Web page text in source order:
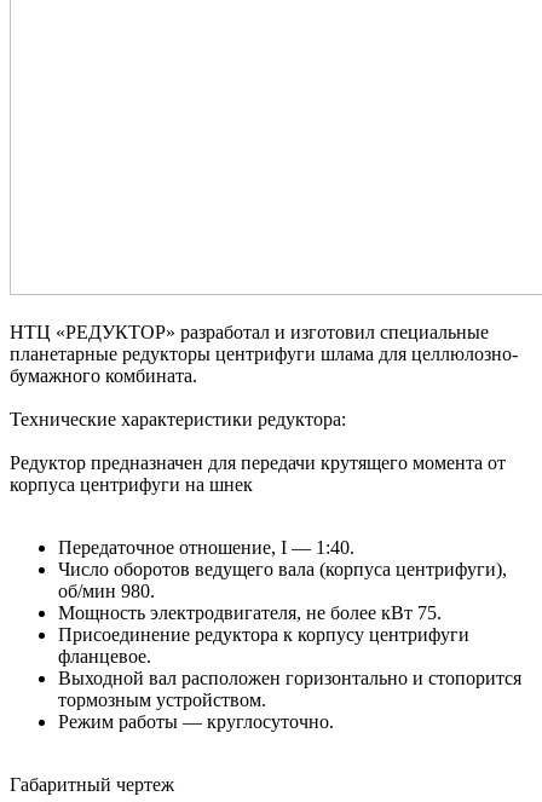
НТЦ «РЕДУКТОР» разработал и изготовил специальные
планетарные редукторы центрифуги шлама для целлюлозно-
бумажного комбината.
Технические характеристики редуктора:
Редуктор предназначен для передачи крутящего момента от
корпуса центрифуги на шнек
Передаточное отношение, Ι — 1:40.
Число оборотов ведущего вала (корпуса центрифуги),
об/мин 980.
Мощность электродвигателя, не более кВт 75.
Присоединение редуктора к корпусу центрифуги
фланцевое.
Выходной вал расположен горизонтально и стопорится
тормозным устройством.
Режим работы — круглосуточно.
Габаритный чертеж